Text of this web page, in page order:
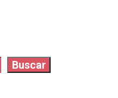
Buscar